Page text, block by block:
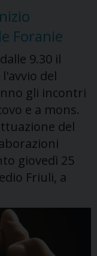
diocesana
Foranie
9.30 il
del
gli incontri
e a mons.
del
giovedì 25
Friuli, a